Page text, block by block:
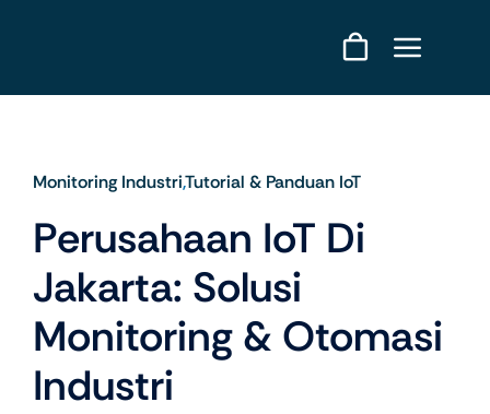
Monitoring Industri,Tutorial & Panduan IoT
Perusahaan IoT Di
Jakarta: Solusi
Monitoring & Otomasi
Industri